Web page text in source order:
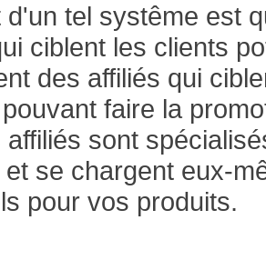
d'un tel systême est
ciblent les clients
des affiliés qui
faire la
affiliés sont
et se chargent eux-
pour vos produits.